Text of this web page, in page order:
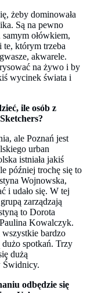
żeby dominowała
Są na pewno
ołówkiem,
te, którym trzeba
akwarele.
na żywo i by
wycinek świata i
ile osób z
ale Poznań jest
urban
istniała jakiś
później trochę się to
Wojnowska,
i udało się. W tej
zarządzają
to Dorota
Kowalczyk.
bardzo
dużo spotkań. Trzy
dużą
Świdnicy.
odbędzie się